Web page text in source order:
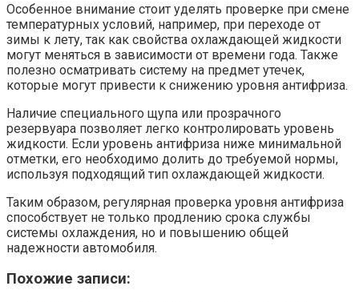
Особенное внимание стоит уделять проверке при смене
температурных условий, например, при переходе от
зимы к лету, так как свойства охлаждающей жидкости
могут меняться в зависимости от времени года. Также
полезно осматривать систему на предмет утечек,
которые могут привести к снижению уровня антифриза.
Наличие специального щупа или прозрачного
резервуара позволяет легко контролировать уровень
жидкости. Если уровень антифриза ниже минимальной
отметки, его необходимо долить до требуемой нормы,
используя подходящий тип охлаждающей жидкости.
Таким образом, регулярная проверка уровня антифриза
способствует не только продлению срока службы
системы охлаждения, но и повышению общей
надежности автомобиля.
Похожие записи: